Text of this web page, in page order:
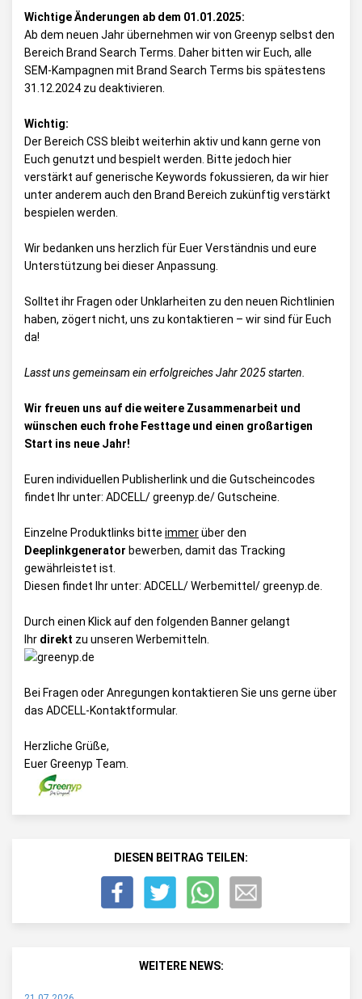
Wichtige Änderungen ab dem 01.01.2025:
Ab dem neuen Jahr übernehmen wir von Greenyp selbst den
Bereich Brand Search Terms. Daher bitten wir Euch, alle
SEM-Kampagnen mit Brand Search Terms bis spätestens
31.12.2024 zu deaktivieren.
Wichtig:
Der Bereich CSS bleibt weiterhin aktiv und kann gerne von
Euch genutzt und bespielt werden. Bitte jedoch hier
verstärkt auf generische Keywords fokussieren, da wir hier
unter anderem auch den Brand Bereich zukünftig verstärkt
bespielen werden.
Wir bedanken uns herzlich für Euer Verständnis und eure
Unterstützung bei dieser Anpassung.
Solltet ihr Fragen oder Unklarheiten zu den neuen Richtlinien
haben, zögert nicht, uns zu kontaktieren – wir sind für Euch
da!
Lasst uns gemeinsam ein erfolgreiches Jahr 2025 starten.
Wir freuen uns auf die weitere Zusammenarbeit und
wünschen euch frohe Festtage und einen großartigen
Start ins neue Jahr!
Euren individuellen Publisherlink und die Gutscheincodes
findet Ihr unter: ADCELL/ greenyp.de/ Gutscheine
Einzelne Produktlinks bitte immerüber den
Deeplinkgenerator bewerben, damit das Tracking
gewährleistet ist.
Diesen findet Ihr unter: ADCELL/ Werbemittel/ greenyp.de
Durch einen Klick auf den folgenden Banner gelangt
Ihr direkt zu unseren Werbemitteln.
Bei Fragen oder Anregungen kontaktieren Sie uns gerne über
das ADCELL-Kontaktformular.
Herzliche Grüße,
Euer Greenyp Team.
DIESEN BEITRAG TEILEN:
WEITERE NEWS: